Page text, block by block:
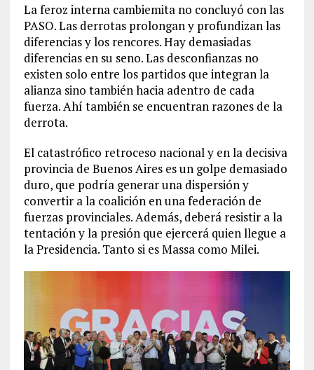
La feroz interna cambiemita no concluyó con las
PASO. Las derrotas prolongan y profundizan las
diferencias y los rencores. Hay demasiadas
diferencias en su seno. Las desconfianzas no
existen solo entre los partidos que integran la
alianza sino también hacia adentro de cada
fuerza. Ahí también se encuentran razones de la
derrota.
El catastrófico retroceso nacional y en la decisiva
provincia de Buenos Aires es un golpe demasiado
duro, que podría generar una dispersión y
convertir a la coalición en una federación de
fuerzas provinciales. Además, deberá resistir a la
tentación y la presión que ejercerá quien llegue a
la Presidencia. Tanto si es Massa como Milei.